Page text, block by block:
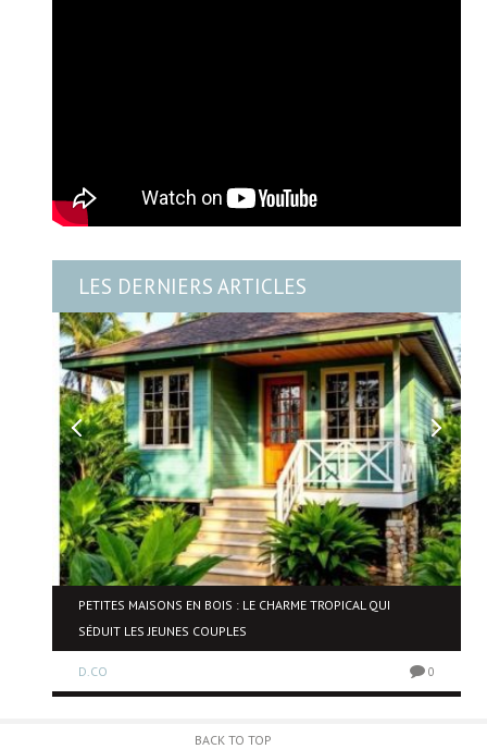
LES DERNIERS ARTICLES
PETITES MAISONS EN BOIS : LE CHARME TROPICAL QUI
SÉDUIT LES JEUNES COUPLES
D.CO 0
BACK TO TOP